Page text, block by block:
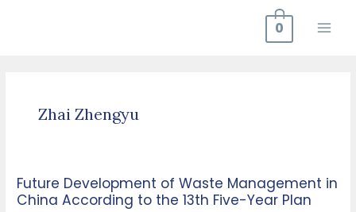
0
Zhai Zhengyu
Future Development of Waste Management in
China According to the 13th Five-Year Plan
Future
Development